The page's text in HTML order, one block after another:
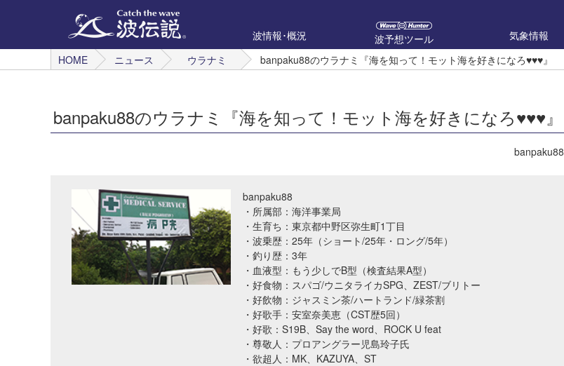
波情報･概況
波予想ツール 気象情報
HOME
ニュース ウラナミ banpaku88のウラナミ『海を知って！モット海を好きになろ♥♥♥』
banpaku88のウラナミ『海を知って！モット海を好きになろ♥♥♥』
banpaku88
banpaku88
・所属部：海洋事業局
・生育ち：東京都中野区弥生町1丁目
・波乗歴：25年（ショート/25年・ロング/5年）
・釣り歴：3年
・血液型：もう少しでB型（検査結果A型）
・好食物：スパゴ/ウニタライカSPG、ZEST/ブリトー
・好飲物：ジャスミン茶/ハートランド/緑茶割
・好歌手：安室奈美恵（CST歴5回）
・好歌：S19B、Say the word、ROCK U feat
・尊敬人：プロアングラー児島玲子氏
・欲超人：MK、KAZUYA、ST